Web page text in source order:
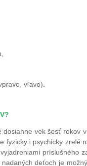
vľavo).
vek šesť rokov
i psychicky zrelé
príslušného
deťoch je